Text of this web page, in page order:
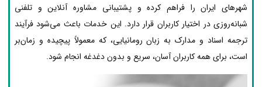
شهرهای ایران را فراهم کرده و پشتیبانی مشاوره آنلاین و تلفنی
شبانه‌روزی در اختیار کاربران قرار دارد. این خدمات باعث می‌شود فرآیند
ترجمه اسناد و مدارک به زبان رومانیایی، که معمولاً پیچیده و زمان‌بر
است، برای همه کاربران آسان، سریع و بدون دغدغه انجام شود.